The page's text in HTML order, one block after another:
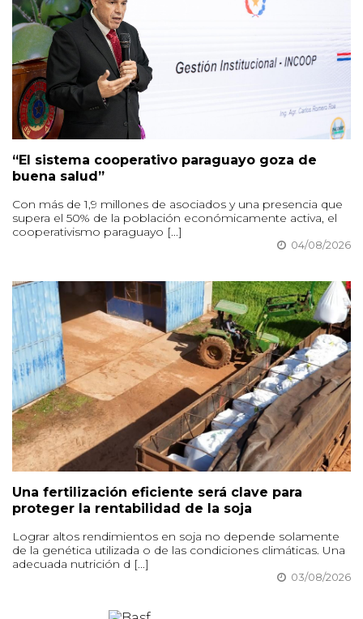
“El sistema cooperativo paraguayo goza de
buena salud”
Con más de 1,9 millones de asociados y una presencia que
supera el 50% de la población económicamente activa, el
cooperativismo paraguayo [...]
04/08/2026
Una fertilización eficiente será clave para
proteger la rentabilidad de la soja
Lograr altos rendimientos en soja no depende solamente
de la genética utilizada o de las condiciones climáticas. Una
adecuada nutrición d [...]
03/08/2026